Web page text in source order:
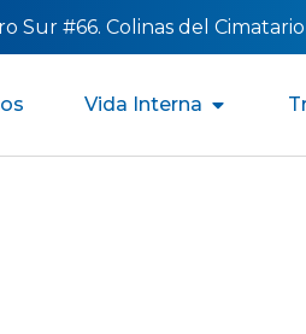
Sur #66. Colinas del Cimatario
Vida Interna